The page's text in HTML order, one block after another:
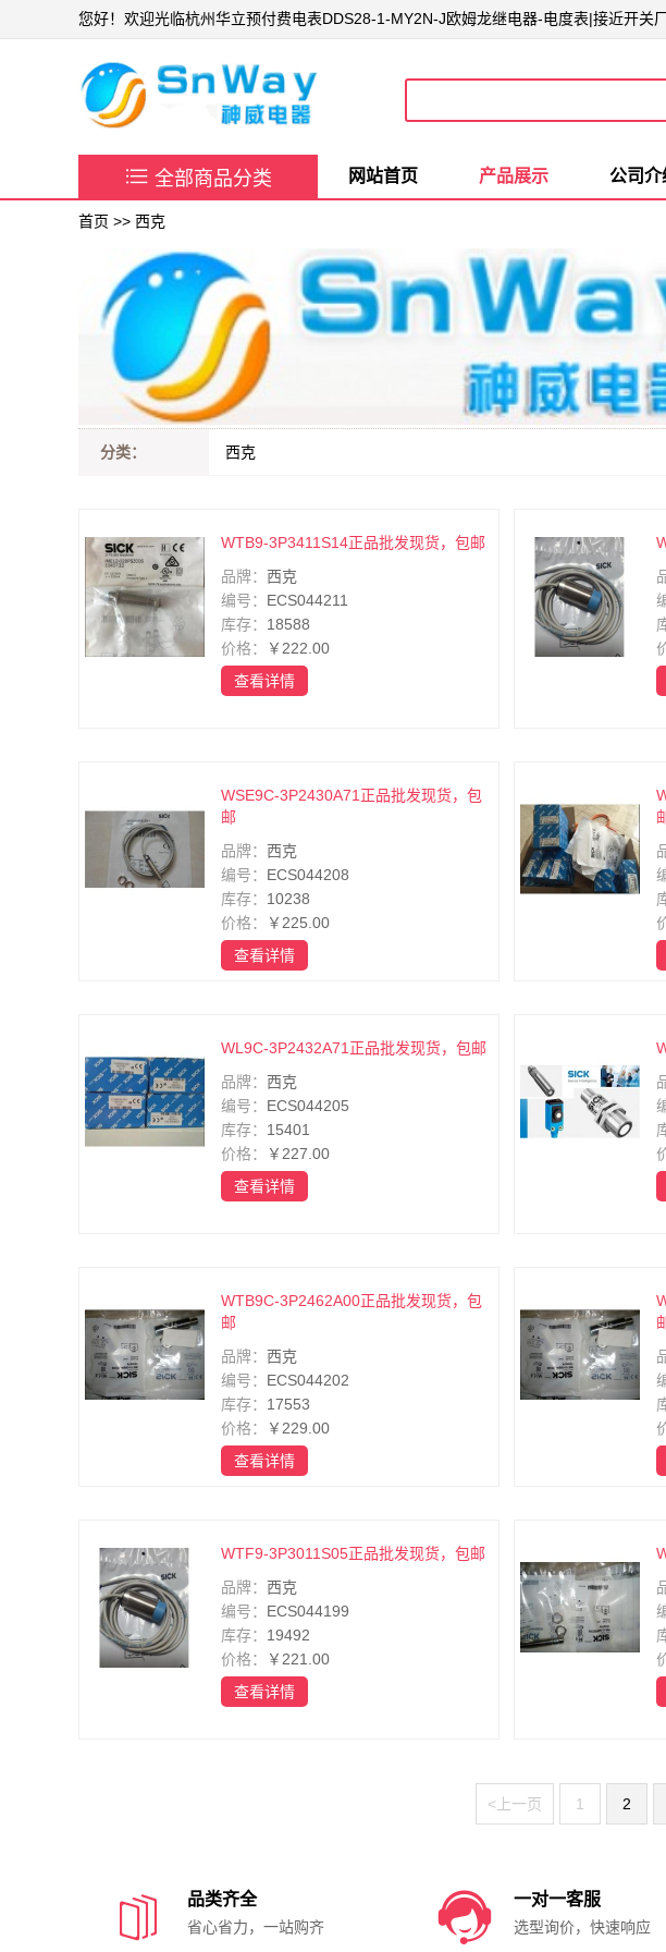
您好！欢迎光临杭州华立预付费电表DDS28-1-MY2N-J欧姆龙继电器-电度表|接近开关
 全部商品分类 网站首页 产品展示 公司介
首页 >> 西克
分类： 西克
WTB9-3P3411S14正品批发现货，包邮
品牌： 西克
编号： ECS044211
库存： 18588
价格：
￥222.00
查看详情
WSE9C-3P2430A71正品批发现货，包
邮
品牌： 西克
编号： ECS044208
库存： 10238
价格：
￥225.00
查看详情
WL9C-3P2432A71正品批发现货，包邮
品牌： 西克
编号： ECS044205
库存： 15401
价格：
￥227.00
查看详情
WTB9C-3P2462A00正品批发现货，包
邮
品牌： 西克
编号： ECS044202
库存： 17553
价格：
￥229.00
查看详情
WTF9-3P3011S05正品批发现货，包邮
品牌： 西克
编号： ECS044199
库存： 19492
价格：
￥221.00
查看详情
<上一页 1 2
 品类齐全
省心省力，一站购齐  一对一客服
选型询价，快速响应